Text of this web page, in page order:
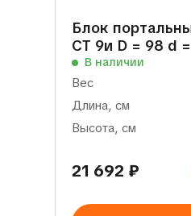
Блок
СТ 9и D = 98 d
В наличии
Вес
Длина, см
Высота, см
21 692 ₽